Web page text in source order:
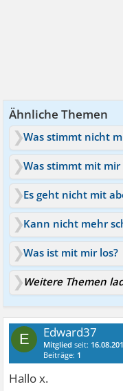
Ähnliche Themen
Was stimmt nicht
Es geht nicht mit
Kann nicht mehr
Was ist mit mir los?
Weitere Themen
E Edward37
Mitglied seit:
Beiträge: 1
Hallo x.